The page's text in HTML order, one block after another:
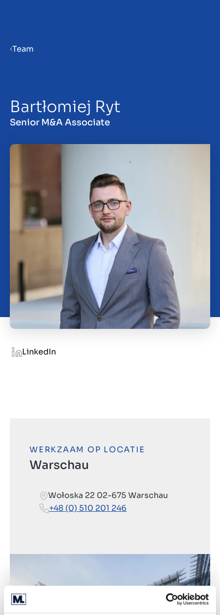
Bedrijf verkopen
Insights
Contact
Team
Bartłomiej Ryt
Senior M&A Associate
LinkedIn
WERKZAAM OP LOCATIE
Warschau
Wołoska 22 02-675 Warschau
+48 (0) 510 201 246